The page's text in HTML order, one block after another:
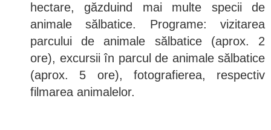
hectare, găzduind mai multe specii de
animale sălbatice. Programe: vizitarea
parcului de animale sălbatice (aprox. 2
ore), excursii în parcul de animale sălbatice
(aprox. 5 ore), fotografierea, respectiv
filmarea animalelor.